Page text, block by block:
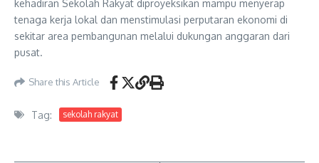
kehadiran Sekolah Rakyat diproyeksikan mampu menyerap
tenaga kerja lokal dan menstimulasi perputaran ekonomi di
sekitar area pembangunan melalui dukungan anggaran dari
pusat.
Share this Article
Tag: sekolah rakyat